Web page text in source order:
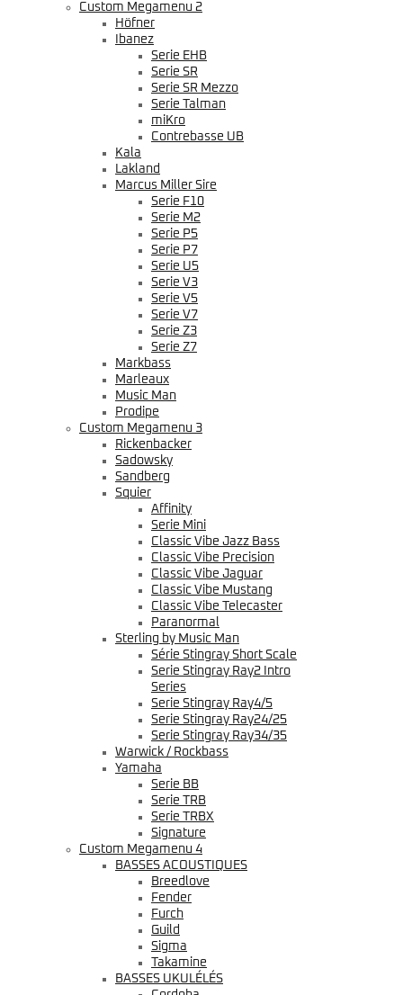
Custom Megamenu 2
Höfner
Ibanez
Serie EHB
Serie SR
Serie SR Mezzo
Serie Talman
miKro
Contrebasse UB
Kala
Lakland
Marcus Miller Sire
Serie F10
Serie M2
Serie P5
Serie P7
Serie U5
Serie V3
Serie V5
Serie V7
Serie Z3
Serie Z7
Markbass
Marleaux
Music Man
Prodipe
Custom Megamenu 3
Rickenbacker
Sadowsky
Sandberg
Squier
Affinity
Serie Mini
Classic Vibe Jazz Bass
Classic Vibe Precision
Classic Vibe Jaguar
Classic Vibe Mustang
Classic Vibe Telecaster
Paranormal
Sterling by Music Man
Série Stingray Short Scale
Serie Stingray Ray2 Intro
Series
Serie Stingray Ray4/5
Serie Stingray Ray24/25
Serie Stingray Ray34/35
Warwick / Rockbass
Yamaha
Serie BB
Serie TRB
Serie TRBX
Signature
Custom Megamenu 4
BASSES ACOUSTIQUES
Breedlove
Fender
Furch
Guild
Sigma
Takamine
BASSES UKULÉLÉS